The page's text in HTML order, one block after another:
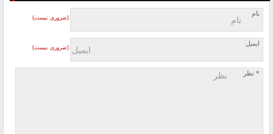
نام
(ضروری نیست)
ایمیل
(ضروری نیست)
* نظر